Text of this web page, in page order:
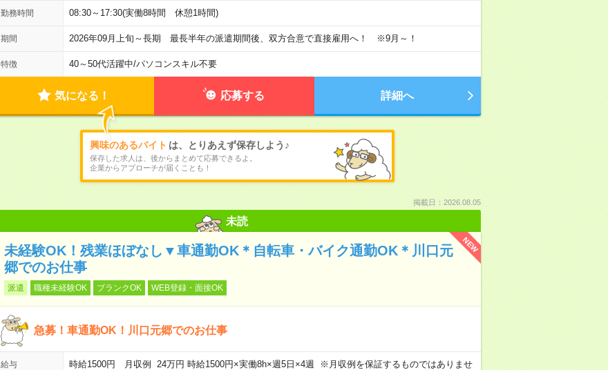
勤務時間 08:30～17:30(実働8時間 休憩1時間)
期間 2026年09月上旬～長期 最長半年の派遣期間後、双方合意で直接雇用へ！ ※9月～！
特徴 40～50代活躍中/パソコンスキル不要
気になる！ 応募する 詳細へ
興味のあるバイト は、とりあえず保存しよう♪
保存した求人は、後からまとめて応募できるよ。
企業からアプローチが届くことも！
掲載日：2026.08.05
未読
NEW
未経験OK！残業ほぼなし▼車通勤OK＊自転車・バイク通勤OK＊川口元
郷でのお仕事
派遣 職種未経験OK ブランクOK WEB登録・面接OK
急募！車通勤OK！川口元郷でのお仕事
給与
時給1500円 月収例 24万円 時給1500円×実働8h×週5日×4週 ※月収例を保証するものではありませ